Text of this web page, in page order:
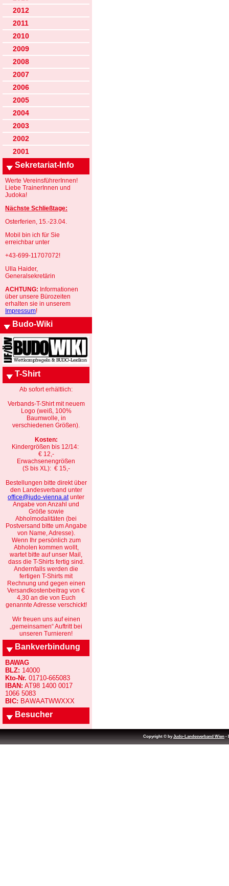
2012
2011
2010
2009
2008
2007
2006
2005
2004
2003
2002
2001
Sekretariat-Info
Werte VereinsführerInnen!
Liebe TrainerInnen und
Judoka!
Nächste Schließtage:
Osterferien, 15.-23.04.
Mobil bin ich für Sie
erreichbar unter
+43-699-11707072!
Ulla Haider,
Generalsekretärin
ACHTUNG: Informationen
über unsere Bürozeiten
erhalten sie in unserem
Impressum!
Budo-Wiki
T-Shirt
Ab sofort erhältlich:
Verbands-T-Shirt mit neuem
Logo (weiß, 100%
Baumwolle, in
verschiedenen Größen).
Kosten:
Kindergrößen bis 12/14:
€ 12,-
Erwachsenengrößen
(S bis XL): € 15,-
Bestellungen bitte direkt über
den Landesverband unter
office@judo-vienna.atunter
Angabe von Anzahl und
Größe sowie
Abholmodalitäten (bei
Postversand bitte um Angabe
von Name, Adresse).
Wenn Ihr persönlich zum
Abholen kommen wollt,
wartet bitte auf unser Mail,
dass die T-Shirts fertig sind.
Andernfalls werden die
fertigen T-Shirts mit
Rechnung und gegen einen
Versandkostenbeitrag von €
4,30 an die von Euch
genannte Adresse verschickt!
Wir freuen uns auf einen
„gemeinsamen“ Auftritt bei
unseren Turnieren!
Bankverbindung
BAWAG
BLZ: 14000
Kto-Nr. 01710-665083
IBAN: AT98 1400 0017
1066 5083
BIC: BAWAATWWXXX
Besucher
Copyright © byJudo-Landesverband Wien -